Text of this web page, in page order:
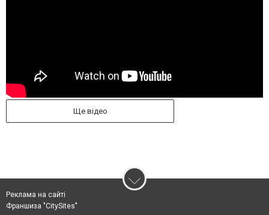
Ще відео
Реклама на сайті
Франшиза "CitySites"